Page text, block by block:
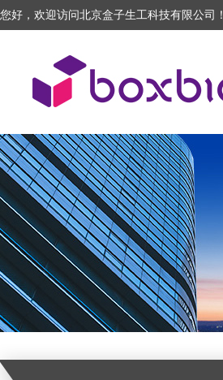
您好，欢迎访问北京盒子生工科技有限公司！